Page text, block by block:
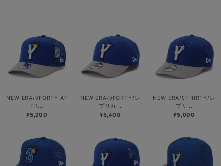
NEW ERA/9FORTY AF
TR...
¥5,200
NEW ERA/9FORTY/レ
プリカ...
¥5,400
NEW ERA/9THIRTY/レ
プリ...
¥5,000